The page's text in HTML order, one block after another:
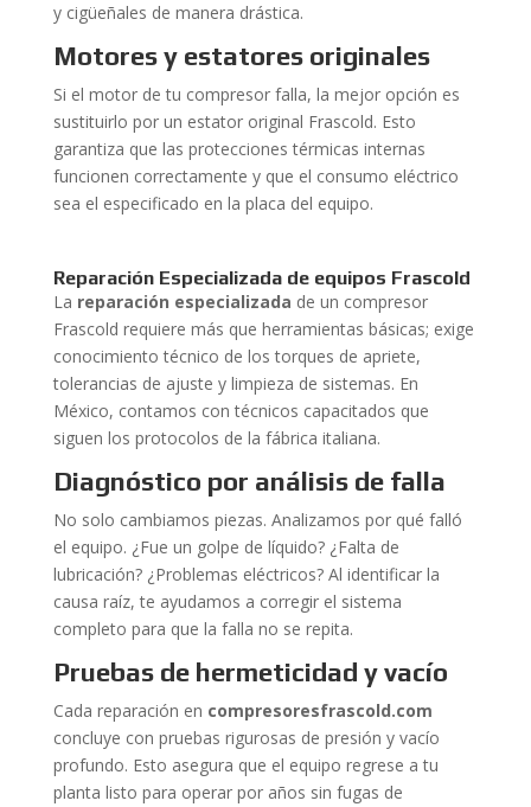
y cigüeñales de manera drástica.
Motores y estatores originales
Si el motor de tu compresor falla, la mejor opción es
sustituirlo por un estator original Frascold. Esto
garantiza que las protecciones térmicas internas
funcionen correctamente y que el consumo eléctrico
sea el especificado en la placa del equipo.
Reparación Especializada de equipos Frascold
La reparación especializada de un compresor
Frascold requiere más que herramientas básicas; exige
conocimiento técnico de los torques de apriete,
tolerancias de ajuste y limpieza de sistemas. En
México, contamos con técnicos capacitados que
siguen los protocolos de la fábrica italiana.
Diagnóstico por análisis de falla
No solo cambiamos piezas. Analizamos por qué falló
el equipo. ¿Fue un golpe de líquido? ¿Falta de
lubricación? ¿Problemas eléctricos? Al identificar la
causa raíz, te ayudamos a corregir el sistema
completo para que la falla no se repita.
Pruebas de hermeticidad y vacío
Cada reparación en compresoresfrascold.com
concluye con pruebas rigurosas de presión y vacío
profundo. Esto asegura que el equipo regrese a tu
planta listo para operar por años sin fugas de